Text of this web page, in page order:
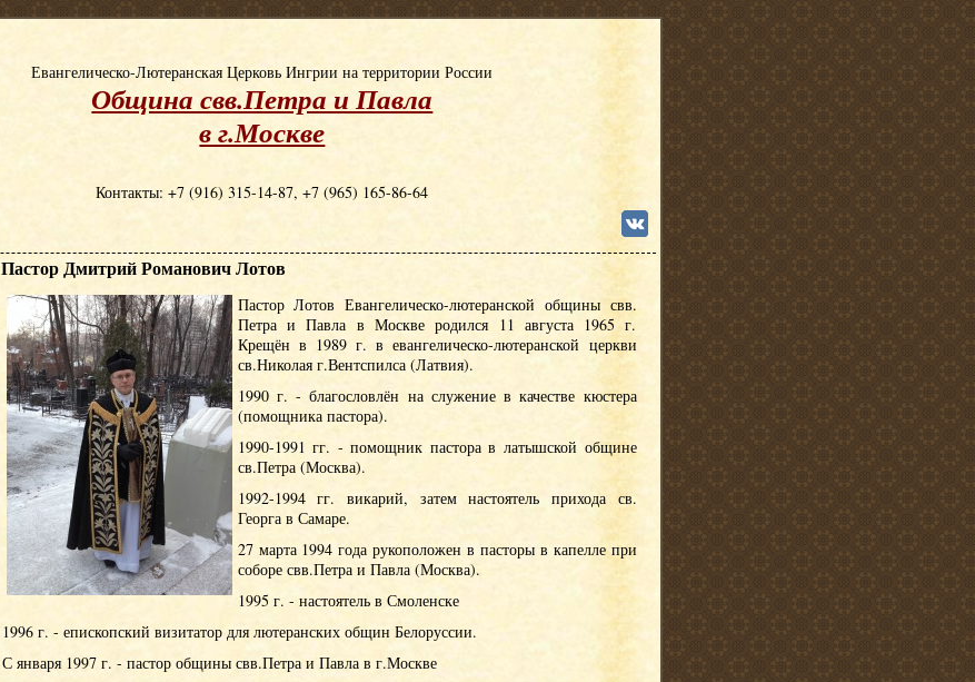
Евангелическо-Лютеранская Церковь Ингрии на территории России
Община свв.Петра и Павла
в г.Москве
Контакты: +7 (916) 315-14-87, +7 (965) 165-86-64
Пастор Дмитрий Романович Лотов
Пастор Лотов Евангелическо-лютеранской общины свв.
Петра и Павла в Москве родился 11 августа 1965 г.
Крещён в 1989 г. в евангелическо-лютеранской церкви
св.Николая г.Вентспилса (Латвия).
1990 г. - благословлён на служение в качестве кюстера
(помощника пастора).
1990-1991 гг. - помощник пастора в латышской общине
св.Петра (Москва).
1992-1994 гг. викарий, затем настоятель прихода св.
Георга в Самаре.
27 марта 1994 года рукоположен в пасторы в капелле при
соборе свв.Петра и Павла (Москва).
1995 г. - настоятель в Смоленске
1996 г. - епископский визитатор для лютеранских общин Белоруссии.
С января 1997 г. - пастор общины свв.Петра и Павла в г.Москве